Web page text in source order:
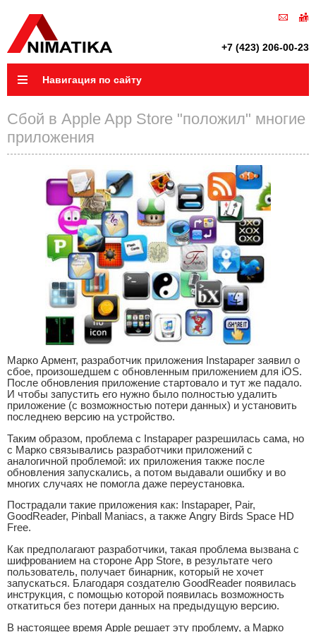
+7 (423) 206-00-23
Навигация по сайту
Сбой в Apple App Store "положил" многие
приложения
Марко Армент, разработчик приложения Instapaper заявил о
сбое, произошедшем с обновленным приложением для iOS.
После обновления приложение стартовало и тут же падало.
И чтобы запустить его нужно было полностью удалить
приложение (с возможностью потери данных) и установить
последнею версию на устройство.
Таким образом, проблема с Instapaper разрешилась сама, но
с Марко связывались разработчики приложений с
аналогичной проблемой: их приложения также после
обновления запускались, а потом выдавали ошибку и во
многих случаях не помогла даже переустановка.
Пострадали такие приложения как: Instapaper, Pair,
GoodReader, Pinball Maniacs, а также Angry Birds Space HD
Free.
Как предполагают разработчики, такая проблема вызвана с
шифрованием на стороне App Store, в результате чего
пользователь, получает бинарник, который не хочет
запускаться. Благодаря создателю GoodReader появилась
инструкция, с помощью которой появилась возможность
откатиться без потери данных на предыдущую версию.
В настоящее время Apple решает эту проблему, а Марко